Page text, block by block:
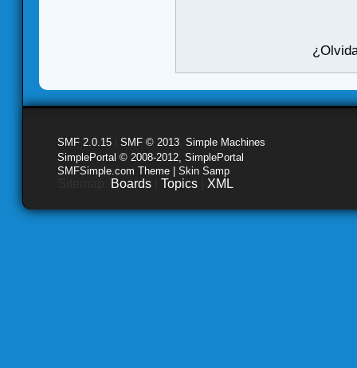
SMF 2.0.15 SMF © 2013 Simple Machines
SimplePortal © 2008-2012, SimplePortal
SMFSimple.com Theme | Skin Samp
Boards Topics XML